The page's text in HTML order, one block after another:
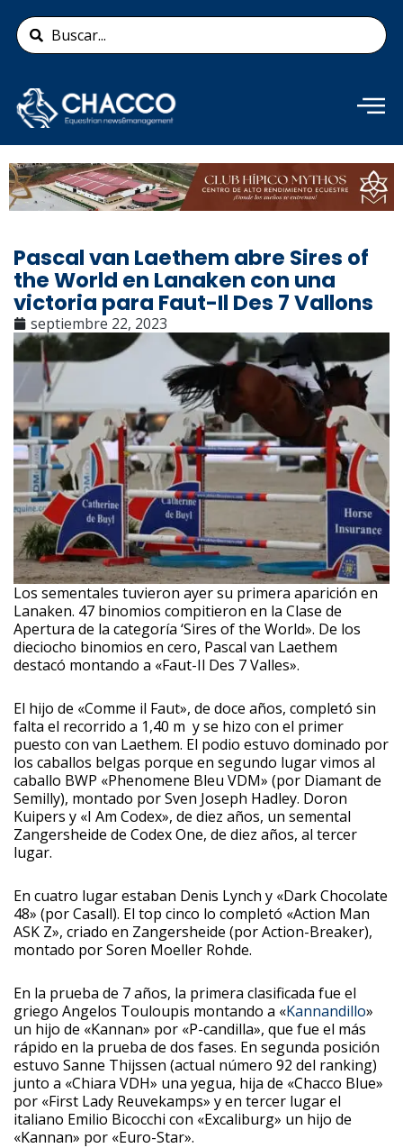
contenido
Search
...
Añade aquí tu texto de
cabecera
Pascal van Laethem abre Sires of
the World en Lanaken con una
victoria para Faut-Il Des 7 Vallons
septiembre 22, 2023
Los sementales tuvieron ayer su primera aparición en
Lanaken. 47 binomios compitieron en la Clase de
Apertura de la categoría ‘Sires of the World». De los
dieciocho binomios en cero, Pascal van Laethem
destacó montando a «Faut-Il Des 7 Valles».
El hijo de «Comme il Faut», de doce años, completó sin
falta el recorrido a 1,40 m y se hizo con el primer
puesto con van Laethem. El podio estuvo dominado por
los caballos belgas porque en segundo lugar vimos al
caballo BWP «Phenomene Bleu VDM» (por Diamant de
Semilly), montado por Sven Joseph Hadley. Doron
Kuipers y «I Am Codex», de diez años, un semental
Zangersheide de Codex One, de diez años, al tercer
lugar.
En cuatro lugar estaban Denis Lynch y «Dark Chocolate
48» (por Casall). El top cinco lo completó «Action Man
ASK Z», criado en Zangersheide (por Action-Breaker),
montado por Soren Moeller Rohde.
En la prueba de 7 años, la primera clasificada fue el
griego Angelos Touloupis montando a «Kannandillo»
un hijo de «Kannan» por «P-candilla», que fue el más
rápido en la prueba de dos fases. En segunda posición
estuvo Sanne Thijssen (actual número 92 del ranking)
junto a «Chiara VDH» una yegua, hija de «Chacco Blue»
por «First Lady Reuvekamps» y en tercer lugar el
italiano Emilio Bicocchi con «Excaliburg» un hijo de
«Kannan» por «Euro-Star».